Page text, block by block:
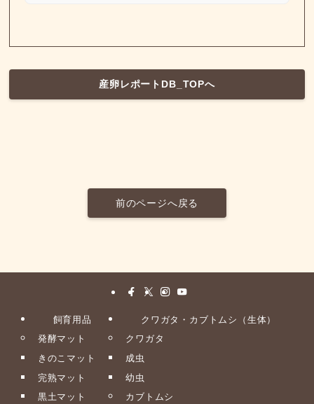
産卵レポートDB_TOPへ
前のページへ戻る
飼育用品
発酵マット
きのこマット
完熟マット
黒土マット
クワガタ・カブトムシ（生体）
クワガタ
成虫
幼虫
カブトムシ